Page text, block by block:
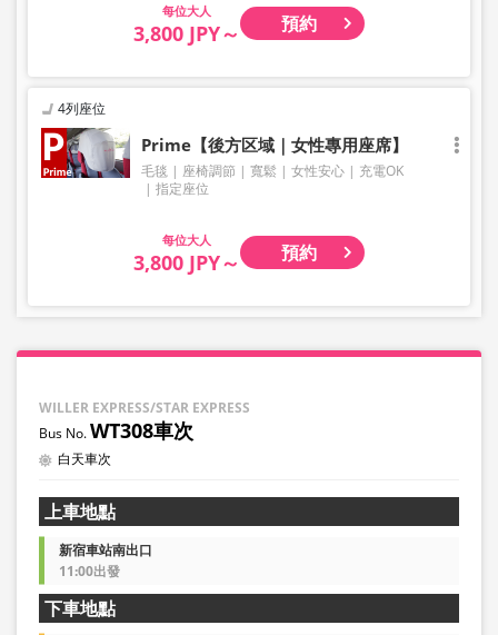
大人
3,800 JPY～ 預約
4列座位
Prime【後方区域｜女性專用座席】
毛毯 座椅調節 寬鬆 女性安心
充電OK
指定座位
大人
3,800 JPY～ 預約
WILLER EXPRESS/STAR EXPRESS
WT308車次
白天車次
上車地點
新宿車站南出口
11:00出發
下車地點